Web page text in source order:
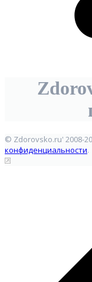
© Zdorovsko.ru' 2008-
конфиденциальности.